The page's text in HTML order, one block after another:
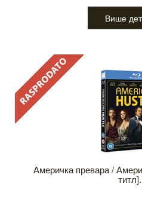
Више
Америчка превара /